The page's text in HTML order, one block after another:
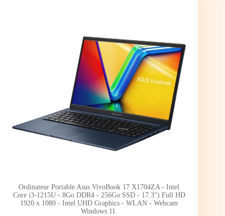
Ordinateur Portable Asus VivoBook 17 X1704ZA - Intel
Core i3-1215U - 8Go DDR4 - 256Go SSD - 17.3") Full HD
1920 x 1080 - Intel UHD Graphics - WLAN - Webcam
Windows 11.